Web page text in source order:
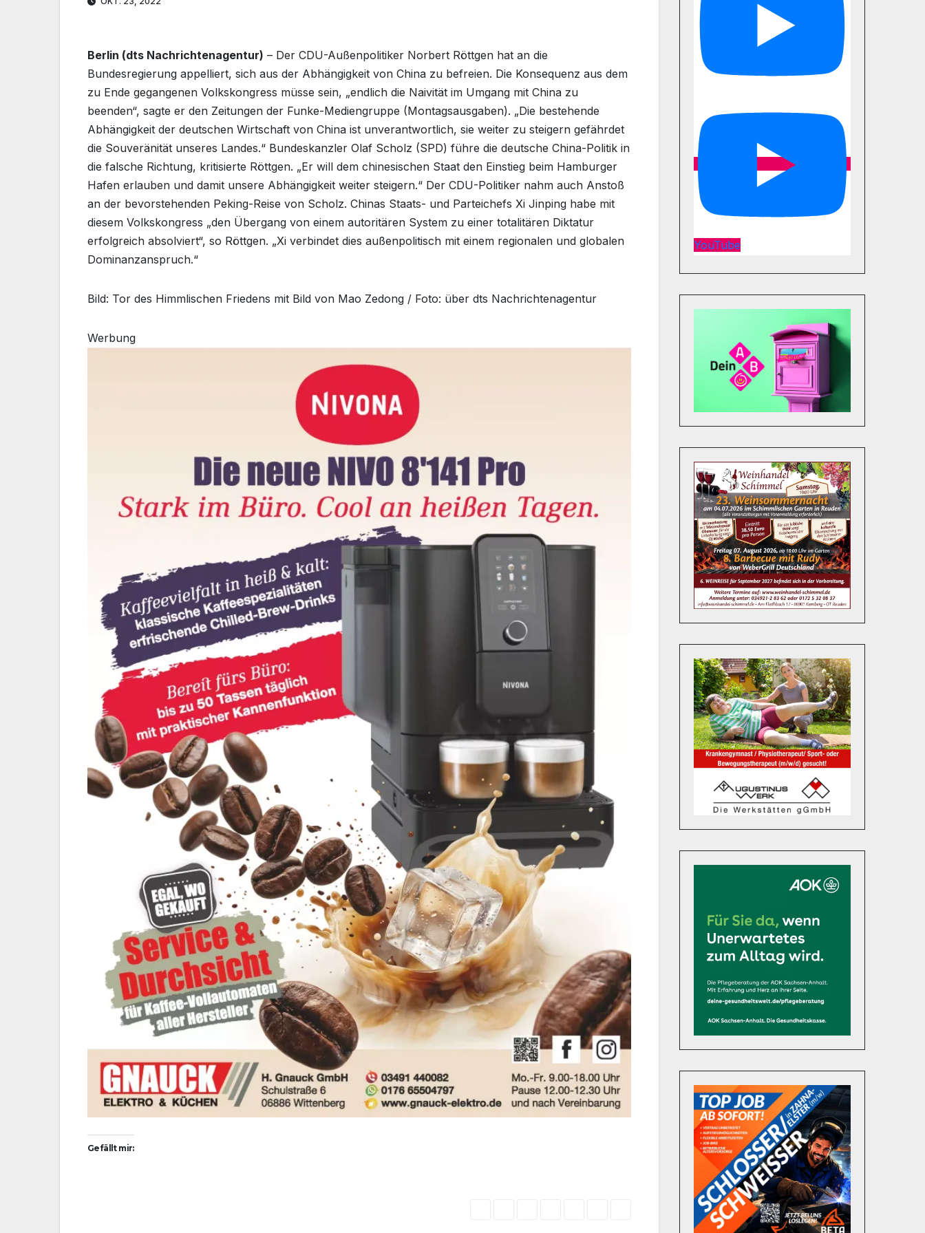
Berlin (dts Nachrichtenagentur) – Der CDU-Außenpolitiker Norbert Röttgen hat an die
Bundesregierung appelliert, sich aus der Abhängigkeit von China zu befreien. Die Konsequenz aus dem
zu Ende gegangenen Volkskongress müsse sein, „endlich die Naivität im Umgang mit China zu
beenden“, sagte er den Zeitungen der Funke-Mediengruppe (Montagsausgaben). „Die bestehende
Abhängigkeit der deutschen Wirtschaft von China ist unverantwortlich, sie weiter zu steigern gefährdet
die Souveränität unseres Landes.“ Bundeskanzler Olaf Scholz (SPD) führe die deutsche China-Politik in
die falsche Richtung, kritisierte Röttgen. „Er will dem chinesischen Staat den Einstieg beim Hamburger
Hafen erlauben und damit unsere Abhängigkeit weiter steigern.“ Der CDU-Politiker nahm auch Anstoß
an der bevorstehenden Peking-Reise von Scholz. Chinas Staats- und Parteichefs Xi Jinping habe mit
diesem Volkskongress „den Übergang von einem autoritären System zu einer totalitären Diktatur
erfolgreich absolviert“, so Röttgen. „Xi verbindet dies außenpolitisch mit einem regionalen und globalen
Dominanzanspruch.“
Bild: Tor des Himmlischen Friedens mit Bild von Mao Zedong / Foto: über dts Nachrichtenagentur
Werbung
Gefällt mir:
YouTube